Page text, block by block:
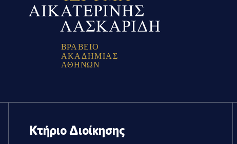
ΒΡΑ ΒΕΙΟ
ΑΚΑ ΔΗΜΙΑ Σ
ΑΘΗΝΩΝ
Κτήριο Διοίκησης